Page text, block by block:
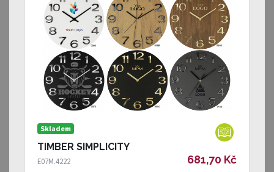
Skladem
TIMBER SIMPLICITY
E07M.4222 681,70 Kč